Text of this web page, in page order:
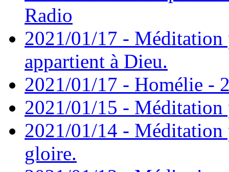
Radio
2021/01/17 - Méditation
appartient à Dieu.
2021/01/17 - Homélie -
2021/01/15 - Méditation
2021/01/14 - Méditation
gloire.